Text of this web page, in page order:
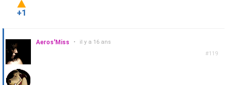
+1
#119
Aeros'Miss • il y a 16 ans